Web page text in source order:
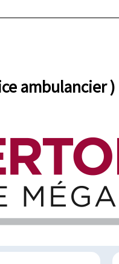
ambulancier )